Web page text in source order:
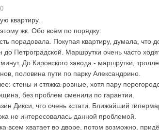
квартиру.
жк. Обо всём по порядку:
порадовала. Покупая квартиру, думала, что
до Петроградской. Маршрутки очень часто
До Кировского завода - маршрутки,
половина пути по парку Александрино.
стены и стяжка ровные, хотя пару
без проблем сменили по гарантии.
Дикси, что очень кстати. Ближайший
не интересовалась данной проблемой.
всем хватает во дворе, потом возможно,